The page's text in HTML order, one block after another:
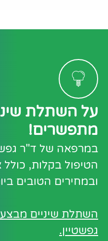
על השתלת
מתפשרים!
במרפאה של ד"ר
הטיפול בקלות,
ובמחירים הטובים
השתלת שיניים
גפשטיין.